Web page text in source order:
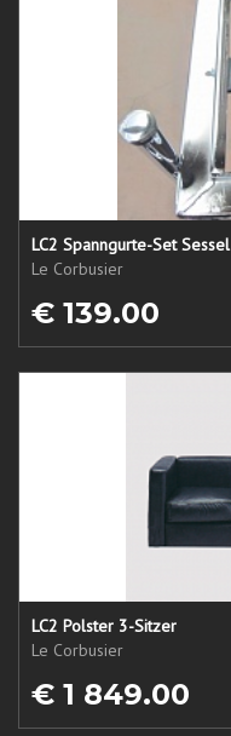
LC2 Spanngurte-Set Sessel
Le Corbusier
€ 139.00
LC2 Polster 3-Sitzer
Le Corbusier
€ 1 849.00